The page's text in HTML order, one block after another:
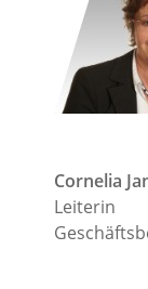
Cornelia
Leiterin